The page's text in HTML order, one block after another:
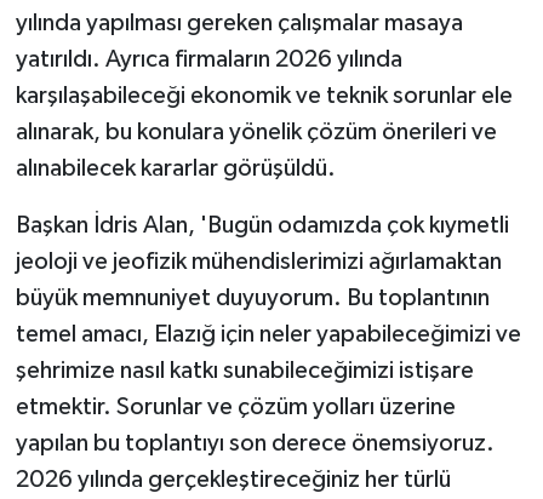
yılında yapılması gereken çalışmalar masaya
yatırıldı. Ayrıca firmaların 2026 yılında
karşılaşabileceği ekonomik ve teknik sorunlar ele
alınarak, bu konulara yönelik çözüm önerileri ve
alınabilecek kararlar görüşüldü.
Başkan İdris Alan, 'Bugün odamızda çok kıymetli
jeoloji ve jeofizik mühendislerimizi ağırlamaktan
büyük memnuniyet duyuyorum. Bu toplantının
temel amacı, Elazığ için neler yapabileceğimizi ve
şehrimize nasıl katkı sunabileceğimizi istişare
etmektir. Sorunlar ve çözüm yolları üzerine
yapılan bu toplantıyı son derece önemsiyoruz.
2026 yılında gerçekleştireceğiniz her türlü